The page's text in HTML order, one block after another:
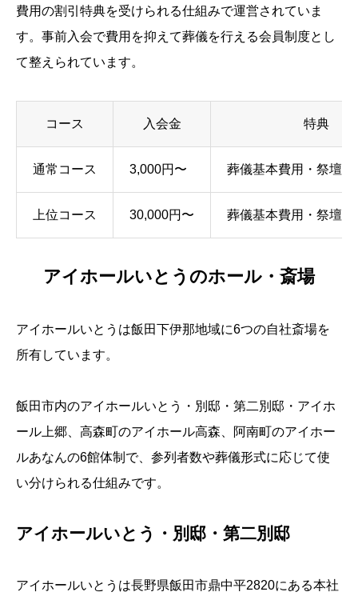
費用の割引特典を受けられる仕組みで運営されていま
す。事前入会で費用を抑えて葬儀を行える会員制度とし
て整えられています。
コース 入会金 特典
通常コース 3,000円〜 葬儀基本費用・祭壇費
上位コース 30,000円〜 葬儀基本費用・祭壇費
アイホールいとうのホール・斎場
アイホールいとうは飯田下伊那地域に6つの自社斎場を
所有しています。
飯田市内のアイホールいとう・別邸・第二別邸・アイホ
ール上郷、高森町のアイホール高森、阿南町のアイホー
ルあなんの6館体制で、参列者数や葬儀形式に応じて使
い分けられる仕組みです。
アイホールいとう・別邸・第二別邸
アイホールいとうは長野県飯田市鼎中平2820にある本社